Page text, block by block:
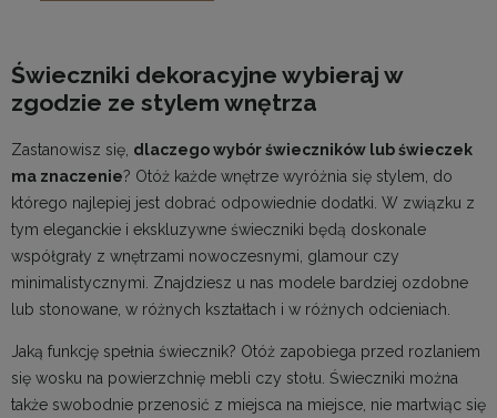
Świeczniki dekoracyjne wybieraj w
zgodzie ze stylem wnętrza
Zastanowisz się, dlaczego wybór świeczników lub świeczek
ma znaczenie? Otóż każde wnętrze wyróżnia się stylem, do
którego najlepiej jest dobrać odpowiednie dodatki. W związku z
tym eleganckie i ekskluzywne świeczniki będą doskonale
współgrały z wnętrzami nowoczesnymi, glamour czy
minimalistycznymi. Znajdziesz u nas modele bardziej ozdobne
lub stonowane, w różnych kształtach i w różnych odcieniach.
Jaką funkcję spełnia świecznik? Otóż zapobiega przed rozlaniem
się wosku na powierzchnię mebli czy stołu. Świeczniki można
także swobodnie przenosić z miejsca na miejsce, nie martwiąc się